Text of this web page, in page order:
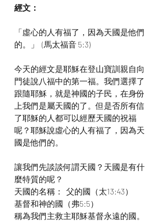
經文：
「虛心的人有福了，因為天國是他們
的。」  (馬太福音 5:3)
今天的經文是耶穌在登山寶訓親自向
門徒說八福中的第一福。我們選擇了
跟隨耶穌，就是神國的子民，在身份
上我們是屬天國的了。但是否所有信
了耶穌的人都可以經歷天國的祝福
呢？耶穌說虛心的人有福了，因為天
國是他們的。
讓我們先談談何謂天國？天國是有什
麼特質的呢？
天國的名稱：  父的國（太13:43）
基督和神的國（弗5:5）
稱為我們主救主耶穌基督永遠的國。